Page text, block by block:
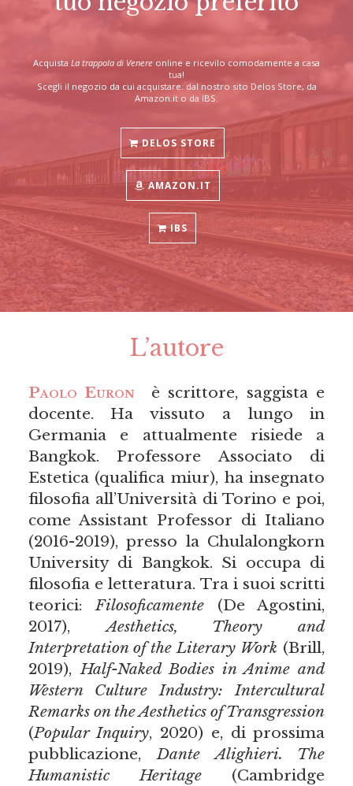
Acquista La trappola di Venere online e ricevilo comodamente a casa
tua!
Scegli il negozio da cui acquistare: dal nostro sito Delos Store, da
Amazon.it o da IBS.
DELOS STORE
AMAZON.IT
IBS
L’autore
Paolo Euron è scrittore, saggista e
docente. Ha vissuto a lungo in
Germania e attualmente risiede a
Bangkok. Professore Associato di
Estetica (qualifica miur), ha insegnato
filosofia all’Università di Torino e poi,
come Assistant Professor di Italiano
(2016-2019), presso la Chulalongkorn
University di Bangkok. Si occupa di
filosofia e letteratura. Tra i suoi scritti
teorici:Filosoficamente (De Agostini,
2017),Aesthetics, Theory and
Interpretation of the Literary Work (Brill,
2019),Half-Naked Bodies in Anime and
Western Culture Industry: Intercultural
Remarks on the Aesthetics of Transgression
(Popular Inquiry, 2020) e, di prossima
pubblicazione,Dante Alighieri. The
Humanistic Heritage(Cambridge